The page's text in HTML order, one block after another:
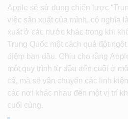
Apple sẽ sử dụng chiến lược
việc sản xuất của mình, có nghĩa
xuất ở các nước khác trong khi
Trung Quốc một cách quá đột
điểm ban đầu. Chiu cho rằng
một quy trình từ đầu đến cuối ở
cả, mà sẽ vận chuyển các linh
các nơi khác nhau đến một vị trí
cuối cùng.